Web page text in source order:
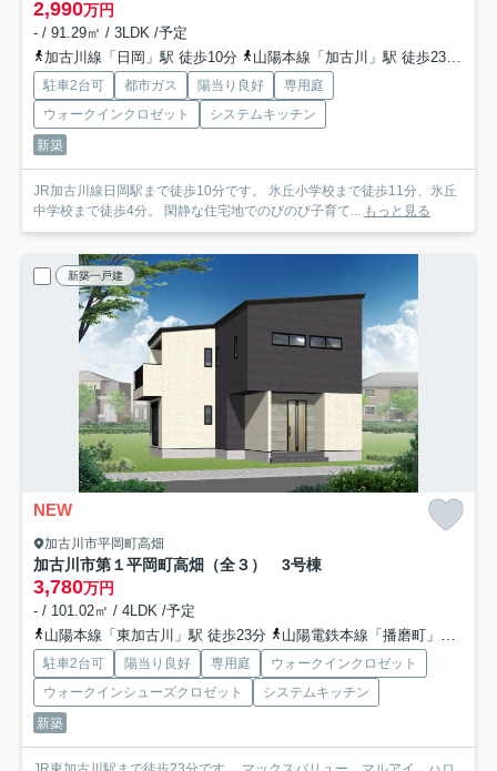
2,990万円
- / 91.29㎡ / 3LDK /予定
加古川線「日岡」駅 徒歩10分
山陽本線「加古川」駅 徒歩23分
駐車2台可 都市ガス 陽当り良好
専用庭
ウォークインクロゼット
システムキッチン
新築
JR加古川線日岡駅まで徒歩10分です。 氷丘小学校まで徒歩11分、氷丘
中学校まで徒歩4分。 閑静な住宅地でのびのび子育て... もっと見る
新築一戸建
NEW
加古川市平岡町高畑
加古川市第１平岡町高畑（全３） 3号棟
3,780万円
- / 101.02㎡ / 4LDK /予定
山陽本線「東加古川」駅 徒歩23分
山陽電鉄本線「播磨町」駅 徒歩38分
駐車2台可 陽当り良好 専用庭
ウォークインクロゼット
ウォークインシューズクロゼット
システムキッチン
新築